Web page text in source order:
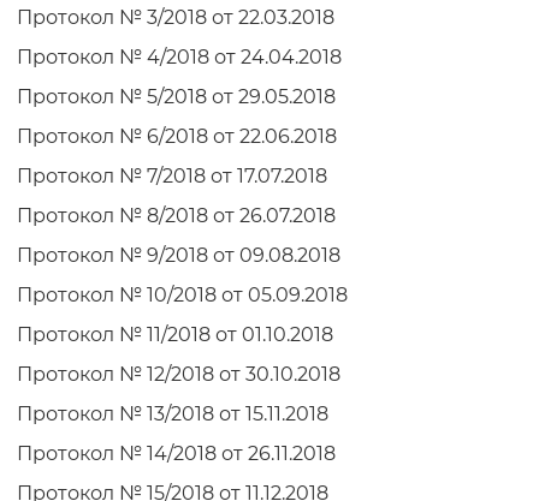
Протокол № 3/2018 от 22.03.2018
Протокол № 4/2018 от 24.04.2018
Протокол № 5/2018 от 29.05.2018
Протокол № 6/2018 от 22.06.2018
Протокол № 7/2018 от 17.07.2018
Протокол № 8/2018 от 26.07.2018
Протокол № 9/2018 от 09.08.2018
Протокол № 10/2018 от 05.09.2018
Протокол № 11/2018 от 01.10.2018
Протокол № 12/2018 от 30.10.2018
Протокол № 13/2018 от 15.11.2018
Протокол № 14/2018 от 26.11.2018
Протокол № 15/2018 от 11.12.2018